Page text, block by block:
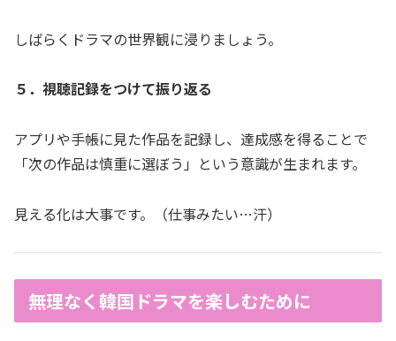
しばらくドラマの世界観に浸りましょう。
５．視聴記録をつけて振り返る
アプリや手帳に見た作品を記録し、達成感を得ることで
「次の作品は慎重に選ぼう」という意識が生まれます。
見える化は大事です。（仕事みたい…汗）
無理なく韓国ドラマを楽しむために